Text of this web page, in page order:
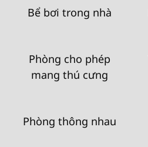
Bể bơi trong nhà
Phòng cho phép
mang thú cưng
Phòng thông nhau